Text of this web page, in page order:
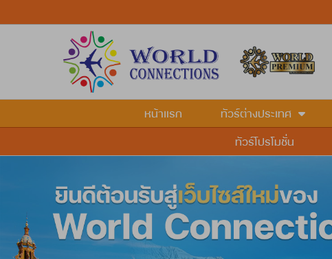
หน้าแรก ทัวร์ต่างประเทศ
ทัวร์โปรโมชั่น